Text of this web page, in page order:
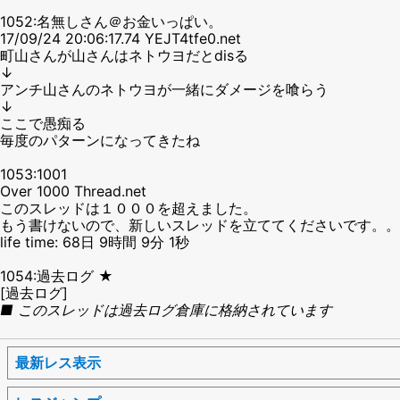
1052:名無しさん＠お金いっぱい。
17/09/24 20:06:17.74 YEJT4tfe0.net
町山さんが山さんはネトウヨだとdisる
↓
アンチ山さんのネトウヨが一緒にダメージを喰らう
↓
ここで愚痴る
毎度のパターンになってきたね
1053:1001
Over 1000 Thread.net
このスレッドは１０００を超えました。
もう書けないので、新しいスレッドを立ててくださいです。
life time: 68日 9時間 9分 1秒
1054:過去ログ ★
[過去ログ]
■ このスレッドは過去ログ倉庫に格納されています
最新レス表示